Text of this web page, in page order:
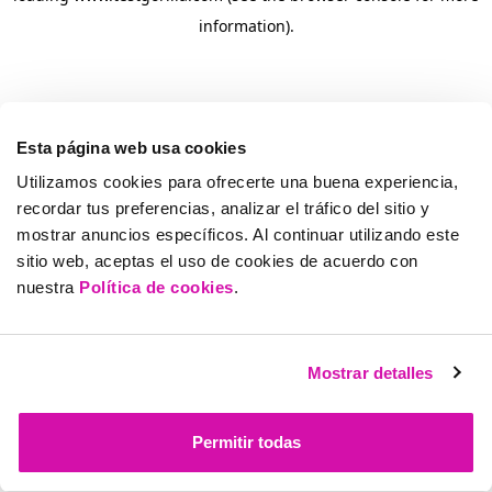
Esta página web usa cookies
Utilizamos cookies para ofrecerte una buena experiencia,
recordar tus preferencias, analizar el tráfico del sitio y
mostrar anuncios específicos. Al continuar utilizando este
sitio web, aceptas el uso de cookies de acuerdo con
nuestra Política de cookies.
Mostrar detalles
Permitir todas
information).